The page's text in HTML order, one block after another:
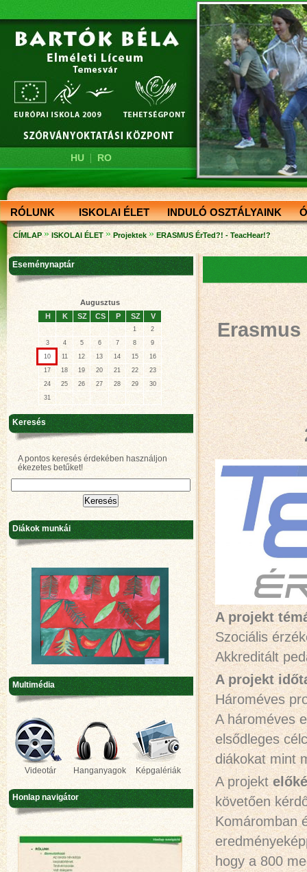
HU| RO
RÓLUNK ISKOLAI ÉLET INDULÓ OSZTÁLYAINK
CÍMLAP » ISKOLAI ÉLET » Projektek » ERASMUS ÉrTed?! - TeacHear!?
A projekt
Szociális
Akkreditált
A projekt
Hároméves
A hároméves
elsődleges
diákokat mint
A projekt
követően
Komáromban
hogy a 800
Eseménynaptár
Augusztus
H
K SZ CS P SZ V
1
2
3
4 5 6 7 8
9
10
11 12 13 14 15
16
17
18 19 20 21 22
23
24
25 26 27 28 29
30
31
Keresés
A pontos keresés érdekében használjon
ékezetes betűket!
Diákok munkái
Multimédia
Videotár Hanganyagok Képgalériák
Honlap navigátor